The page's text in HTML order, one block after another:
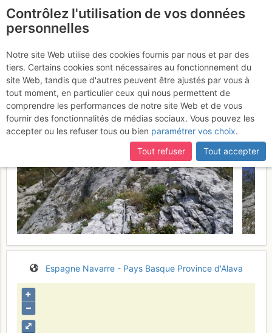
Egino : Espolon
Iturrimurri
Jeudi 4 mai 2017
Espagne Navarre - Pays Basque Province d'Alava
⤢
+
–
Contrôlez l'utilisation de vos données
personnelles
Notre site Web utilise des cookies fournis par nous et par des
tiers. Certains cookies sont nécessaires au fonctionnement du
site Web, tandis que d'autres peuvent être ajustés par vous à
tout moment, en particulier ceux qui nous permettent de
comprendre les performances de notre site Web et de vous
fournir des fonctionnalités de médias sociaux. Vous pouvez les
accepter ou les refuser tous ou bien paramétrer vos choix.
Tout refuser
Tout accepter